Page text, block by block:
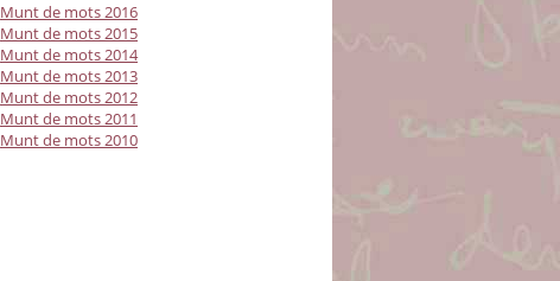
Munt de mots 2016
Munt de mots 2015
Munt de mots 2014
Munt de mots 2013
Munt de mots 2012
Munt de mots 2011
Munt de mots 2010